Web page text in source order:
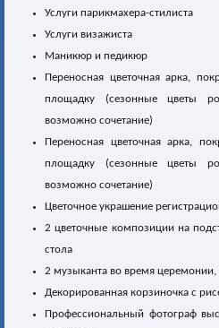
Услуги парикмахера-стилиста
Услуги визажиста
Маникюр и педикюр
Переносная цветочная арка,
площадку (сезонные цветы
возможно сочетание)
Переносная цветочная арка,
площадку (сезонные цветы
возможно сочетание)
Цветочное украшение
2 цветочные композиции на
стола
2 музыканта во время церемонии,
Декорированная корзиночка с
Профессиональный фотограф